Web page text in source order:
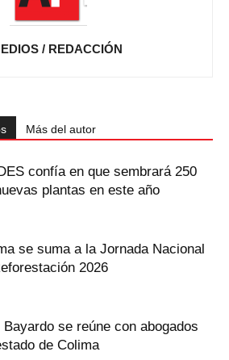
/ REDACCIÓN
Más del autor
confía en que sembrará 250
plantas en este año
se suma a la Jornada Nacional
2026
Bayardo se reúne con abogados
de Colima